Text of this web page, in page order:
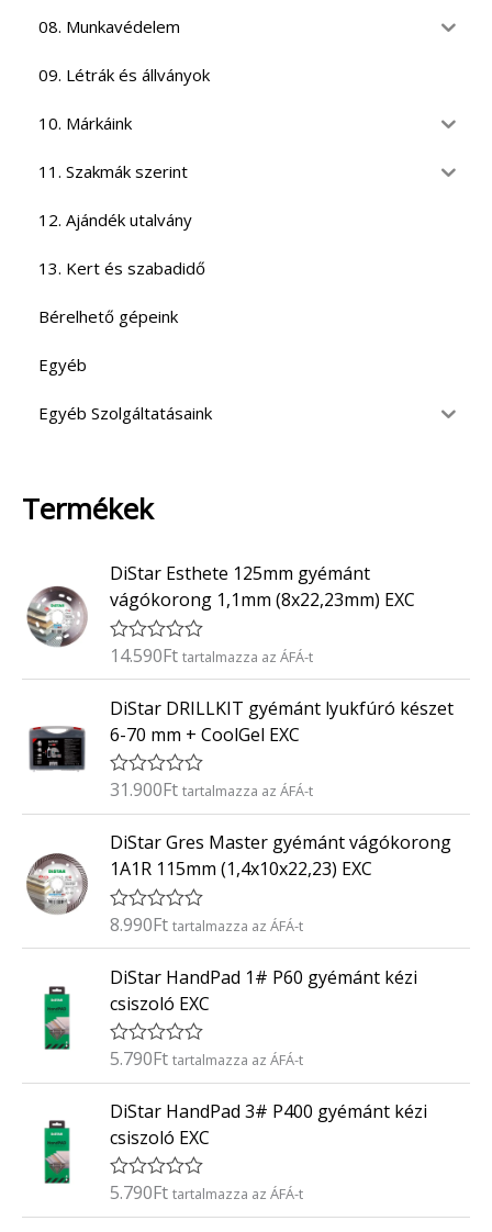
08. Munkavédelem
09. Létrák és állványok
10. Márkáink
11. Szakmák szerint
12. Ajándék utalvány
13. Kert és szabadidő
Bérelhető gépeink
Egyéb
Egyéb Szolgáltatásaink
Termékek
DiStar Esthete 125mm gyémánt
vágókorong 1,1mm (8x22,23mm) EXC
É
é
k
e
l
s
:
/
5
14.590Ft tartalmazza az ÁFÁ-t
DiStar DRILLKIT gyémánt lyukfúró készet
6-70 mm + CoolGel EXC
É
é
k
e
l
é
s
:
/
5
31.900Ft tartalmazza az ÁFÁ-t
DiStar Gres Master gyémánt vágókorong
1A1R 115mm (1,4x10x22,23) EXC
É
é
e
l
é
s
:
/
5
8.990Ft tartalmazza az ÁFÁ-t
DiStar HandPad 1# P60 gyémánt kézi
csiszoló EXC
É
é
e
l
s
:
5.790Ft tartalmazza az ÁFÁ-t
DiStar HandPad 3# P400 gyémánt kézi
csiszoló EXC
É
5.790Ft tartalmazza az ÁFÁ-t